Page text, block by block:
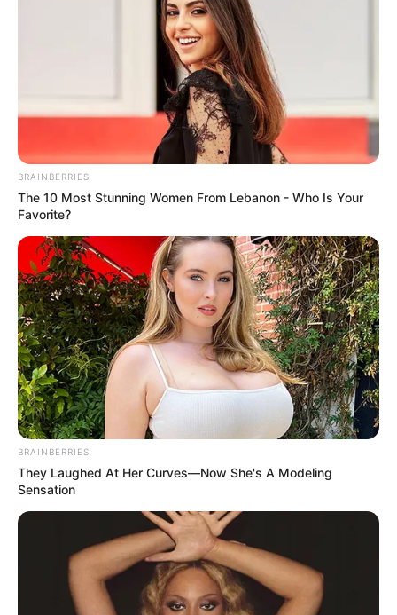
ดูดวง
ดูดวงประจำสัปดาห์ วันนี้ –
10 ก.ค. 2564 กับ อ.คฑา
ชินบัญชร
ดูดวงวันนี้ -10 ก.ค. 2564 บทสรุปของคำทำนายดวงชะตาในสัปดาห์นี้
ขอให้เป็นข้อมูล ข้อคิดสะกิดใจในการดำเนินชีวิตและรู้ทันดวงชะตา
Home /ดูดวง/ ดูดวงประจำสัปดาห์ วันนี้ – 10 ก.ค. 2564 กับ อ.คฑา ชิน
บัญชร
ดูดวง
7 ก.ค. 2021
BRAINBERRIES
The 10 Most Stunning Women From Lebanon - Who Is Your
Favorite?
BRAINBERRIES
They Laughed At Her Curves—Now She's A Modeling
Sensation